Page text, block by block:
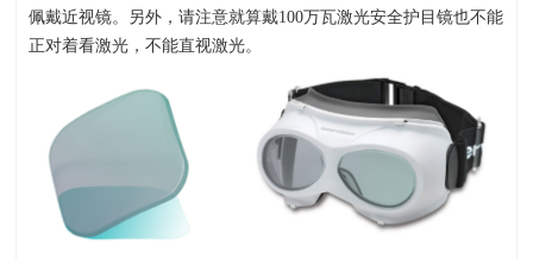
佩戴近视镜。另外，请注意就算戴100万瓦激光安全护目镜也不能
正对着看激光，不能直视激光。